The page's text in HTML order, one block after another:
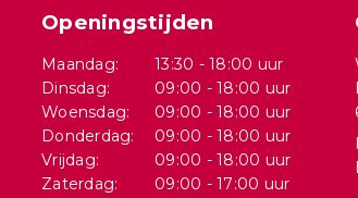
Openingstijden
Maandag:
13:30 - 18:00 uur
Dinsdag:
09:00 - 18:00 uur
Woensdag:
09:00 - 18:00 uur
Donderdag:
09:00 - 18:00 uur
Vrijdag:
09:00 - 18:00 uur
Zaterdag:
09:00 - 17:00 uur